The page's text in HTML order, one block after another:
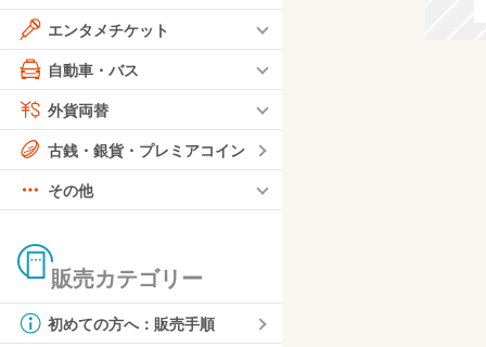
エンタメチケット
自動車・バス
外貨両替
古銭・銀貨・プレミアコイン
その他
販売カテゴリー
初めての方へ：販売手順